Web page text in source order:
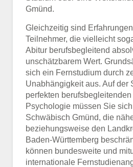
Gmünd.
Gleichzeitig sind
Teilnehmer, die vielleicht
Abitur berufsbegleitend
unschätzbarem Wert.
sich ein Fernstudium durch
Unabhängigkeit aus. Auf der
perfekten
Psychologie müssen Sie
Schwäbisch Gmünd, die
beziehungsweise den
Baden-Württemberg
können bundesweite und
internationale